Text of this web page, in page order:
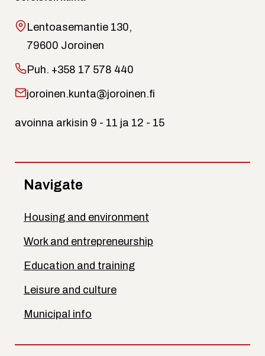
Lentoasemantie 130,
79600 Joroinen
Puh. +358 17 578 440
joroinen.kunta@joroinen.fi
avoinna arkisin 9 - 11 ja 12 - 15
Navigate
Housing and environment
Work and entrepreneurship
Education and training
Leisure and culture
Municipal info